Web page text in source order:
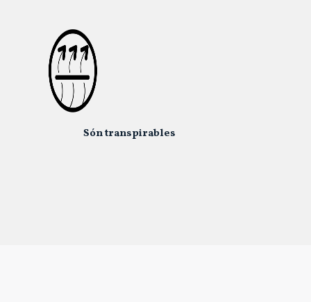
Són transpirables